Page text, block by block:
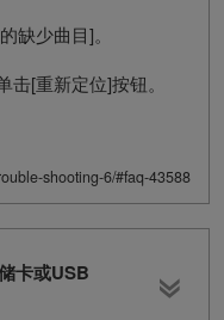
缺少曲目]。
[重新定位]按钮。
shooting-6/#faq-43588
卡或USB